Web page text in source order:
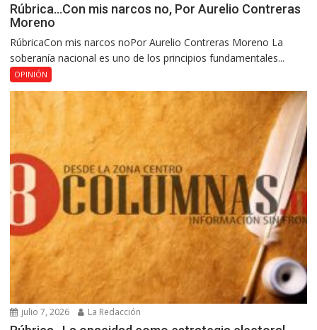
Rúbrica…Con mis narcos no, Por Aurelio Contreras
Moreno
RúbricaCon mis narcos noPor Aurelio Contreras Moreno La
soberanía nacional es uno de los principios fundamentales...
OPINIÓN
julio 7, 2026 La Redacción